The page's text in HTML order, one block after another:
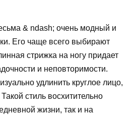
& ndash; очень модный и
Его чаще всего выбирают
стрижка на ногу придает
и неповторимости.
удлинить круглое лицо,
стиль восхитительно
жизни, так и на